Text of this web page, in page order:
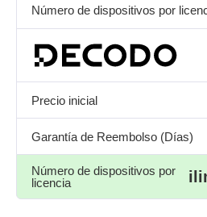
Número de dispositivos por
Precio inicial
Garantía de Reembolso (Días)
Número de dispositivos por
licencia